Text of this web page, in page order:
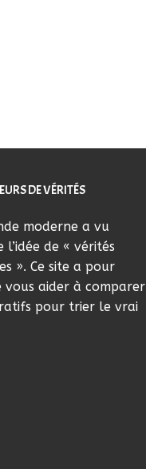
DE VÉRITÉS
moderne a vu
de « vérités
». Ce site a pour
vous aider à comparer
pour trier le vrai